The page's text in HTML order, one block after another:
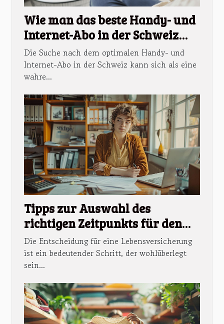
Wie man das beste Handy- und
Internet-Abo in der Schweiz
findet
Die Suche nach dem optimalen Handy- und
Internet-Abo in der Schweiz kann sich als eine
wahre...
Tipps zur Auswahl des
richtigen Zeitpunkts für den
Abschluss einer
Lebensversicherung
Die Entscheidung für eine Lebensversicherung
ist ein bedeutender Schritt, der wohlüberlegt
sein...